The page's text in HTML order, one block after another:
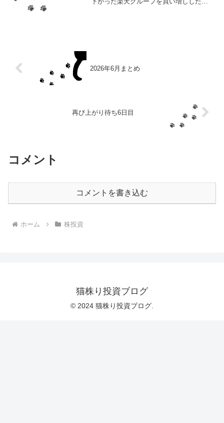
2026年6月まとめ
再び上がり待ち6日目
コメント
コメントを書き込む
ホーム 株投資
猫株り投資ブログ
© 2024 猫株り投資ブログ.